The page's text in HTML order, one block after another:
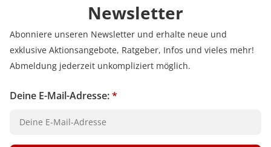
Newsletter
Abonniere unseren Newsletter und erhalte neue und
exklusive Aktionsangebote, Ratgeber, Infos und vieles mehr!
Abmeldung jederzeit unkompliziert möglich.
Deine E-Mail-Adresse:*